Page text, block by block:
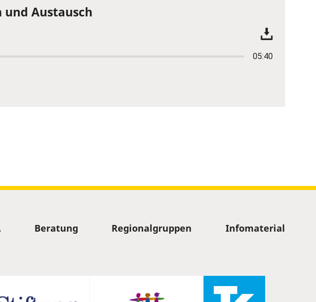
Austausch
05:40
Beratung Regionalgruppen Infomaterial